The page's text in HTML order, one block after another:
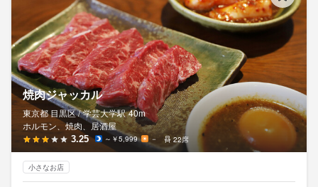
焼肉ジャッカル
東京都 目黒区 / 学芸大学駅 40m
ホルモン、焼肉、居酒屋
3.25 ～￥5,999 － 22席
小さなお店